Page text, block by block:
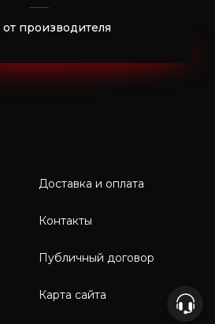
производителя
Доставка и оплата
Контакты
Публичный договор
Карта сайта